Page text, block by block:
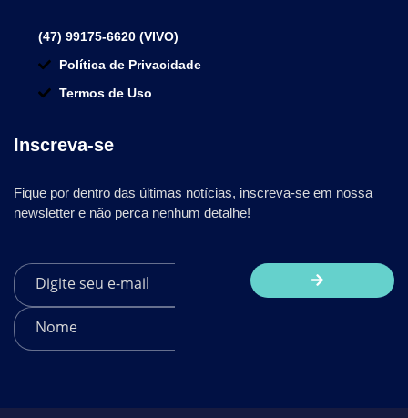
(47) 99175-6620 (VIVO)
Política de Privacidade
Termos de Uso
Inscreva-se
Fique por dentro das últimas notícias, inscreva-se em nossa
newsletter e não perca nenhum detalhe!